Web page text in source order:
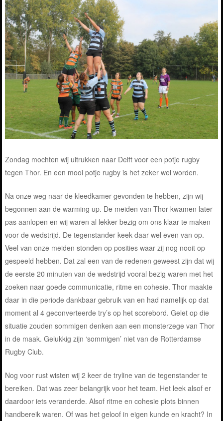
Zondag mochten wij uitrukken naar Delft voor een potje rugby
tegen Thor. En een mooi potje rugby is het zeker wel worden.
Na onze weg naar de kleedkamer gevonden te hebben, zijn wij
begonnen aan de warming up. De meiden van Thor kwamen later
pas aanlopen en wij waren al lekker bezig om ons klaar te maken
voor de wedstrijd. De tegenstander keek daar wel even van op.
Veel van onze meiden stonden op posities waar zij nog nooit op
gespeeld hebben. Dat zal een van de redenen geweest zijn dat wij
de eerste 20 minuten van de wedstrijd vooral bezig waren met het
zoeken naar goede communicatie, ritme en cohesie. Thor maakte
daar in die periode dankbaar gebruik van en had namelijk op dat
moment al 4 geconverteerde try’s op het scorebord. Gelet op die
situatie zouden sommigen denken aan een monsterzege van Thor
in de maak. Gelukkig zijn ‘sommigen’ niet van de Rotterdamse
Rugby Club.
Nog voor rust wisten wij 2 keer de tryline van de tegenstander te
bereiken. Dat was zeer belangrijk voor het team. Het leek alsof er
daardoor iets veranderde. Alsof ritme en cohesie plots binnen
handbereik waren. Of was het geloof in eigen kunde en kracht? In